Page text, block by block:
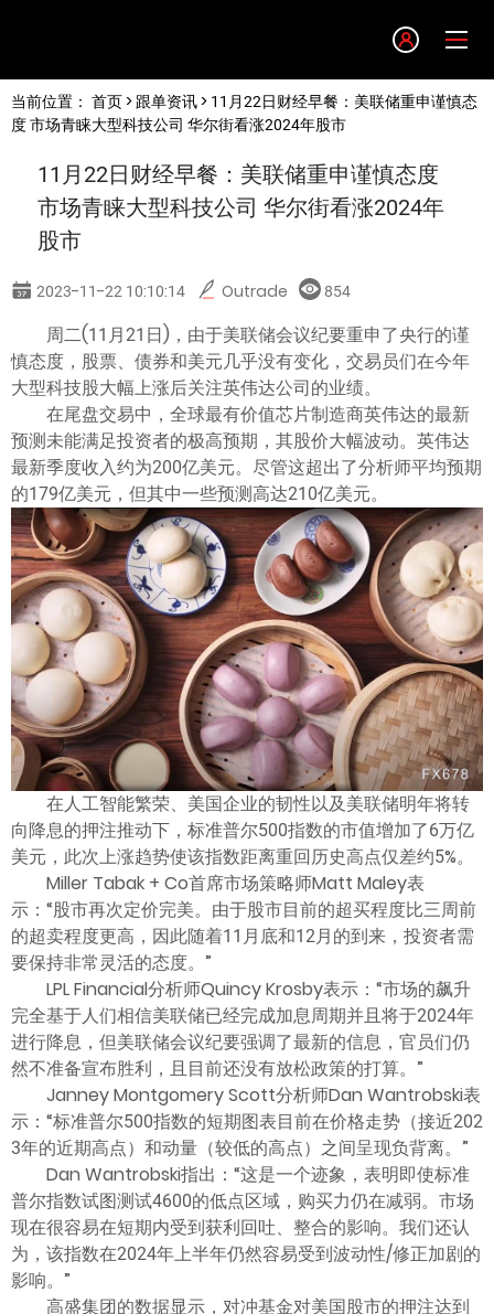
English
简体中文
繁體中文
日本語
Tiếng việt
ไทย
当前位置： 首页> 跟单资讯> 11月22日财经早餐：美联储重申谨慎态
度 市场青睐大型科技公司 华尔街看涨2024年股市
11月22日财经早餐：美联储重申谨慎态度
市场青睐大型科技公司 华尔街看涨2024年
股市
2023-11-22 10:10:14 Outrade 854
周二(11月21日)，由于美联储会议纪要重申了央行的谨
慎态度，股票、债券和美元几乎没有变化，交易员们在今年
大型科技股大幅上涨后关注英伟达公司的业绩。
在尾盘交易中，全球最有价值芯片制造商英伟达的最新
预测未能满足投资者的极高预期，其股价大幅波动。英伟达
最新季度收入约为200亿美元。尽管这超出了分析师平均预期
的179亿美元，但其中一些预测高达210亿美元。
在人工智能繁荣、美国企业的韧性以及美联储明年将转
向降息的押注推动下，标准普尔500指数的市值增加了6万亿
美元，此次上涨趋势使该指数距离重回历史高点仅差约5%。
Miller Tabak + Co首席市场策略师Matt Maley表
示：“股市再次定价完美。由于股市目前的超买程度比三周前
的超卖程度更高，因此随着11月底和12月的到来，投资者需
要保持非常灵活的态度。”
LPL Financial分析师Quincy Krosby表示：“市场的飙升
完全基于人们相信美联储已经完成加息周期并且将于2024年
进行降息，但美联储会议纪要强调了最新的信息，官员们仍
然不准备宣布胜利，且目前还没有放松政策的打算。”
Janney Montgomery Scott分析师Dan Wantrobski表
示：“标准普尔500指数的短期图表目前在价格走势（接近202
3年的近期高点）和动量（较低的高点）之间呈现负背离。”
Dan Wantrobski指出：“这是一个迹象，表明即使标准
普尔指数试图测试4600的低点区域，购买力仍在减弱。市场
现在很容易在短期内受到获利回吐、整合的影响。我们还认
为，该指数在2024年上半年仍然容易受到波动性/修正加剧的
影响。”
高盛集团的数据显示，对冲基金对美国股市的押注达到